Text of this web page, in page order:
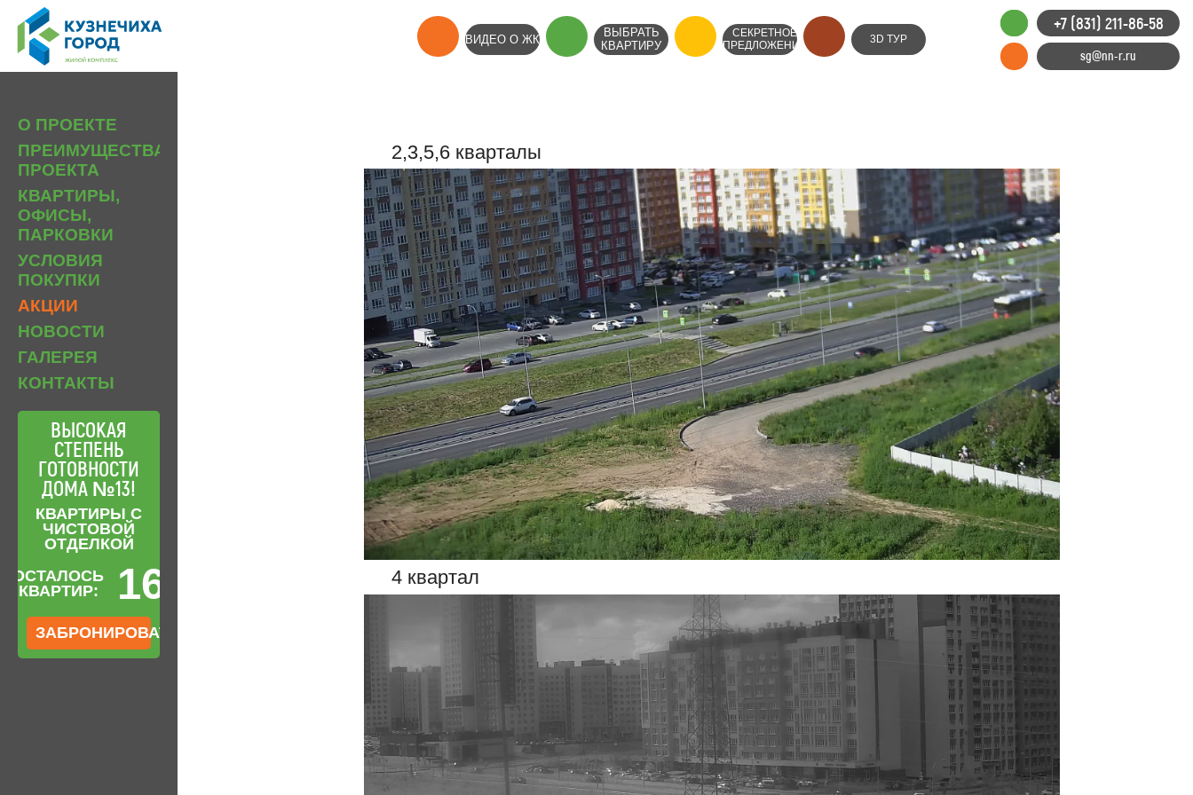
+7 (831) 211-86-58
sg@nn-r.ru
ВИДЕО О ЖК
ВЫБРАТЬ
КВАРТИРУ
СЕКРЕТНОЕ
ПРЕДЛОЖЕНИЕ
3D ТУР
О ПРОЕКТЕ
ПРЕИМУЩЕСТВА
ПРОЕКТА
КВАРТИРЫ,
ОФИСЫ,
ПАРКОВКИ
УСЛОВИЯ
ПОКУПКИ
АКЦИИ
НОВОСТИ
ГАЛЕРЕЯ
КОНТАКТЫ
ВЫСОКАЯ
СТЕПЕНЬ
ГОТОВНОСТИ
ДОМА №13!
КВАРТИРЫ С
ЧИСТОВОЙ
ОТДЕЛКОЙ
ОСТАЛОСЬ
КВАРТИР:
16
ЗАБРОНИРОВАТЬ
2,3,5,6 кварталы
4 квартал